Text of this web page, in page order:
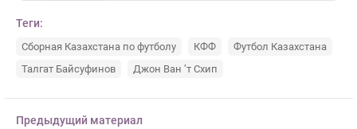
Теги:
Сборная Казахстана по футболу КФФ
Футбол Казахстана
Талгат Байсуфинов
Джон Ван ’т Схип
Предыдущий материал